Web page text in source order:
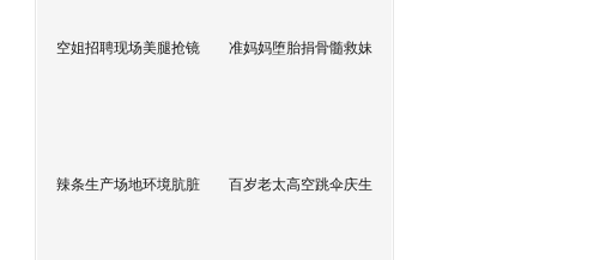
空姐招聘现场美腿抢镜 准妈妈堕胎捐骨髓救妹
辣条生产场地环境肮脏 百岁老太高空跳伞庆生